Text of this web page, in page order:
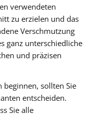
verwendeten
zu erzielen und das
Verschmutzung
ganz unterschiedliche
und präzisen
beginnen, sollten Sie
entscheiden.
Sie alle